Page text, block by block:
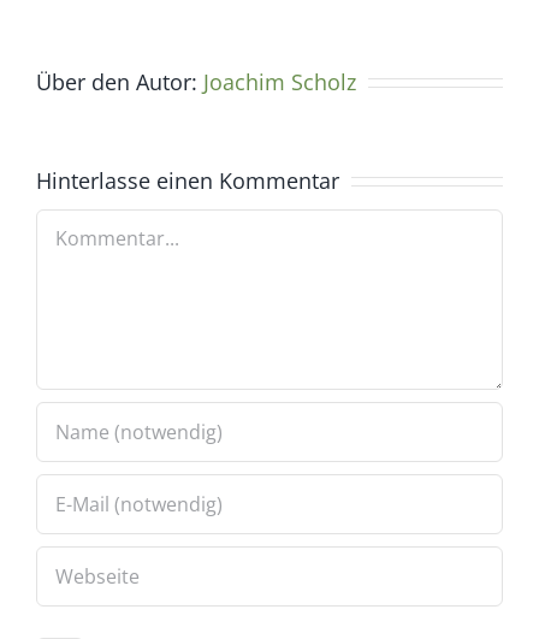
Über den Autor: Joachim Scholz
Hinterlasse einen Kommentar
Kommentar